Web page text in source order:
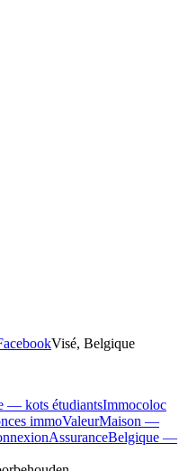
Visé, Belgique
— kots étudiantsImmocoloc
immoValeurMaison —
AssuranceBelgique —